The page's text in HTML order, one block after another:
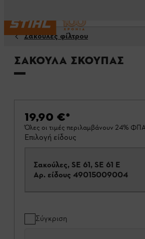
Σακούλες φίλτρου
Σακούλα σκούπας
19,90 €*
Όλες οι τιμές περιλαμβάνουν 24%
Επιλογή είδους
Σακούλες, SE 61, SE 61 E
Αρ. είδους 49015009004
Σύγκριση